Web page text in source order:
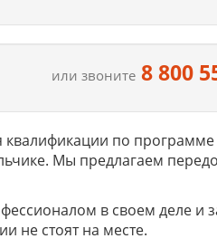
или звоните 8 800
по программе
Мы предлагаем
в своем деле
не стоят на месте.